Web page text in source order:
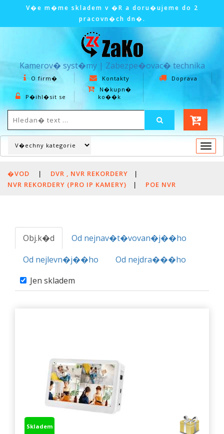
V�e m�me skladem v �R a doru�ujeme do 2
pracovn�ch dn�.
Kamerov� syst�my | Zabezpe�ovac� technika
O firm� Kontakty Doprava
P�ihl�sit se
N�kupn�
ko��k
�VOD | DVR , NVR REKORDERY
|
NVR REKORDERY (PRO IP KAMERY)
| POE NVR
Obj.k�d
Od nejnav�t�vovan�j��ho
Od nejlevn�j��ho
Od nejdra���ho
Jen skladem
Skladem